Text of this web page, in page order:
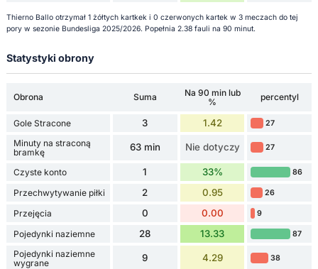
Thierno Ballo otrzymał 1 żółtych kartkek i 0 czerwonych kartek w 3 meczach do tej
pory w sezonie Bundesliga 2025/2026. Popełnia 2.38 fauli na 90 minut.
Statystyki obrony
Obrona Suma
Na 90 min lub
%
percentyl
Gole Stracone 3 1.42 27
Minuty na straconą
bramkę
63 min Nie dotyczy 27
Czyste konto 1 33% 86
Przechwytywanie piłki 2 0.95 26
Przejęcia 0 0.00 9
Pojedynki naziemne 28 13.33 87
Pojedynki naziemne
wygrane
9 4.29 38